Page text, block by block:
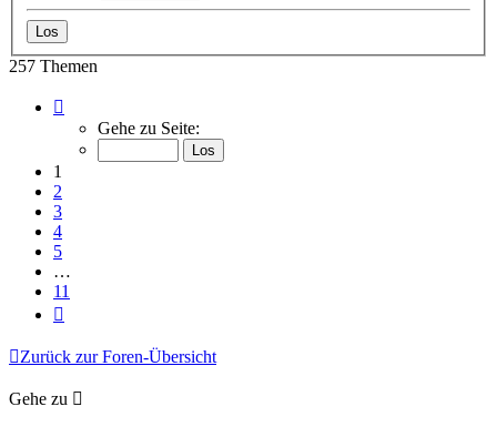
257 Themen
von
Gehe zu Seite:
1
2
3
4
5
…
11
Zurück zur Foren-Übersicht
Gehe zu